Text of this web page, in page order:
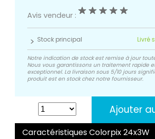
Avis vendeur :
Stock principal Livré
Notre indication de stock est remise à jour
Nous vous garantissons un traitement rapide
exceptionnel. La livraison sous 5/10 jours
produit est en stock chez notre fournisseur.
Ajouter
Caractéristiques Colorpix 24x3W